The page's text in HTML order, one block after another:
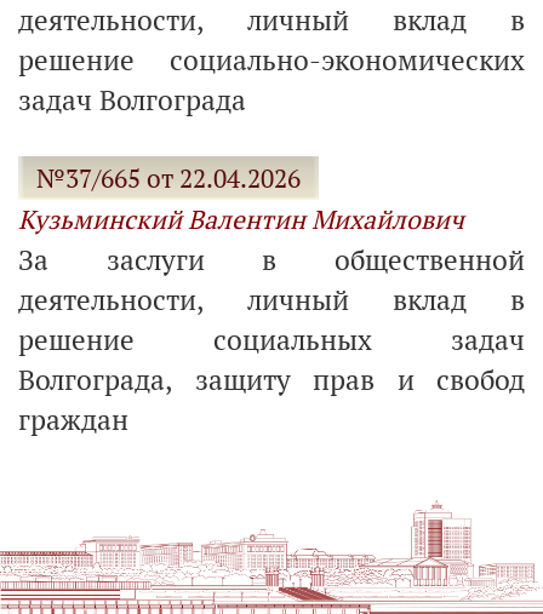
деятельности, личный вклад в
решение социально-экономических
задач Волгограда
№37/665 от 22.04.2026
Кузьминский Валентин Михайлович
За заслуги в общественной
деятельности, личный вклад в
решение социальных задач
Волгограда, защиту прав и свобод
граждан